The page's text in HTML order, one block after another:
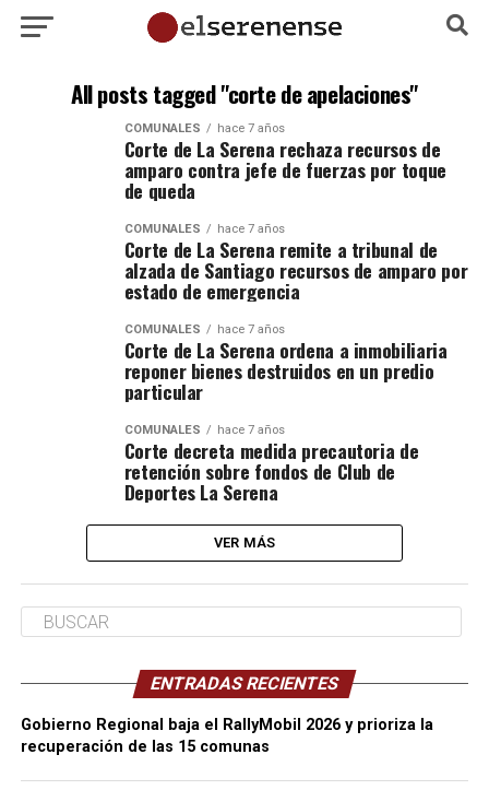
All posts tagged "corte de apelaciones"
COMUNALES hace 7 años
Corte de La Serena rechaza recursos de
amparo contra jefe de fuerzas por toque
de queda
COMUNALES hace 7 años
Corte de La Serena remite a tribunal de
alzada de Santiago recursos de amparo por
estado de emergencia
COMUNALES hace 7 años
Corte de La Serena ordena a inmobiliaria
reponer bienes destruidos en un predio
particular
COMUNALES hace 7 años
Corte decreta medida precautoria de
retención sobre fondos de Club de
Deportes La Serena
VER MÁS
ENTRADAS RECIENTES
Gobierno Regional baja el RallyMobil 2026 y prioriza la
recuperación de las 15 comunas